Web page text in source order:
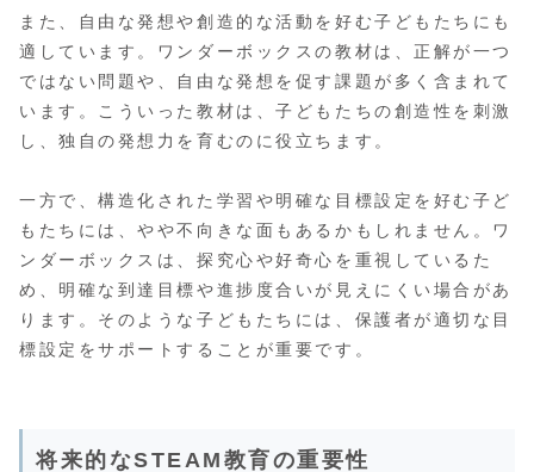
また、自由な発想や創造的な活動を好む子どもたちにも
適しています。ワンダーボックスの教材は、正解が一つ
ではない問題や、自由な発想を促す課題が多く含まれて
います。こういった教材は、子どもたちの創造性を刺激
し、独自の発想力を育むのに役立ちます。
一方で、構造化された学習や明確な目標設定を好む子ど
もたちには、やや不向きな面もあるかもしれません。ワ
ンダーボックスは、探究心や好奇心を重視しているた
め、明確な到達目標や進捗度合いが見えにくい場合があ
ります。そのような子どもたちには、保護者が適切な目
標設定をサポートすることが重要です。
将来的なSTEAM教育の重要性